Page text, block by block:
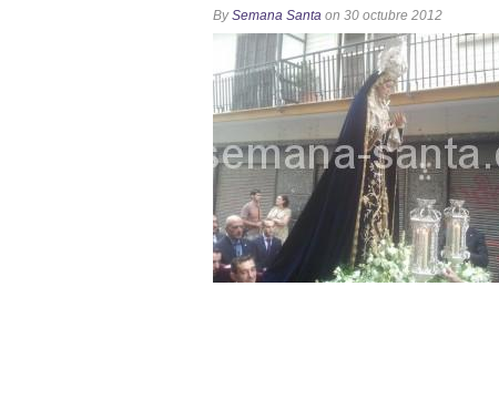
Función Principal de Instituto
Besapié y Besamano en la
Gitanos: Besamanos del Señor
Besamanos del Señor de la
Solemne y devoto Besapiés
Misa Solemne en honor a
BySemana Santa on 30 octubre 2012